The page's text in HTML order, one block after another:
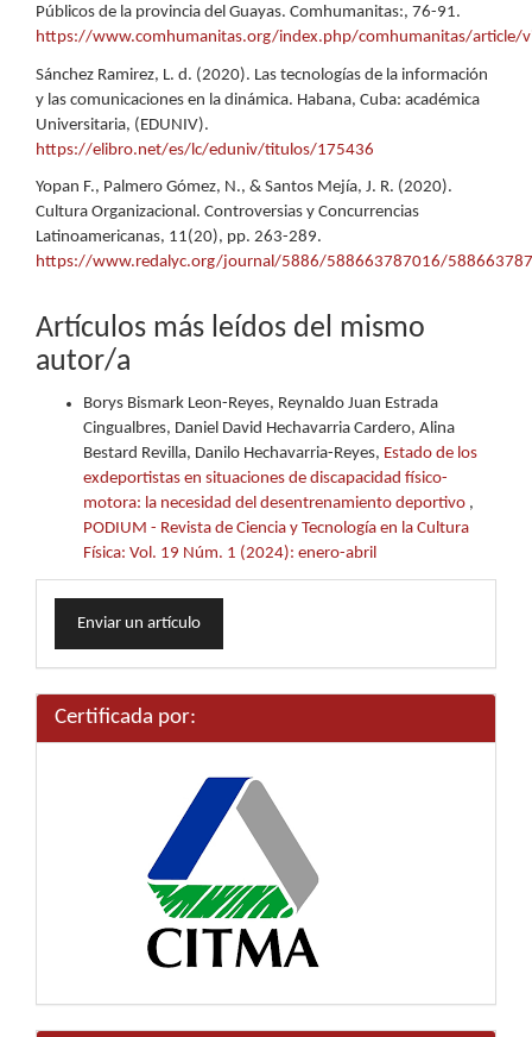
Públicos de la provincia del Guayas. Comhumanitas:, 76-91.
https://www.comhumanitas.org/index.php/comhumanitas/article/
Sánchez Ramirez, L. d. (2020). Las tecnologías de la información
y las comunicaciones en la dinámica. Habana, Cuba: académica
Universitaria, (EDUNIV).
https://elibro.net/es/lc/eduniv/titulos/175436
Yopan F., Palmero Gómez, N., & Santos Mejía, J. R. (2020).
Cultura Organizacional. Controversias y Concurrencias
Latinoamericanas, 11(20), pp. 263-289.
https://www.redalyc.org/journal/5886/588663787016/
Artículos más leídos del mismo
autor/a
Borys Bismark Leon-Reyes, Reynaldo Juan Estrada
Cingualbres, Daniel David Hechavarria Cardero, Alina
Bestard Revilla, Danilo Hechavarria-Reyes, Estado de los
exdeportistas en situaciones de discapacidad físico-
motora: la necesidad del desentrenamiento deportivo ,
PODIUM - Revista de Ciencia y Tecnología en la Cultura
Física: Vol. 19 Núm. 1 (2024): enero-abril
Enviar
unEnviar un artículo
Certificada por: